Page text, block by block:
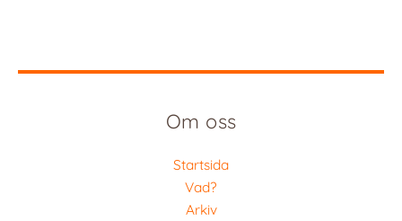
Om oss
Startsida
Vad?
Arkiv